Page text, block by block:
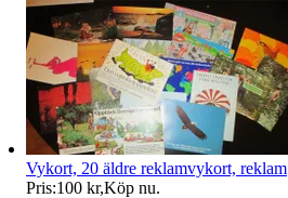
Vykort, 20 äldre reklamvykort, reklam
Pris:100 kr,Köp nu.